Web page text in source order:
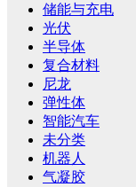
储能与充电
光伏
半导体
复合材料
尼龙
弹性体
智能汽车
未分类
机器人
气凝胶